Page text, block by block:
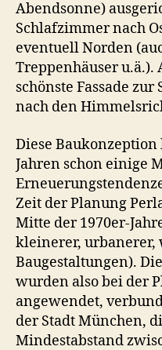
Abendsonne)
Schlafzimmer nach
eventuell Norden
Treppenhäuser u.ä.).
schönste Fassade
nach den
Diese
Jahren schon einige
Zeit der Planung
Mitte der 1970er-
kleinerer, urbanerer,
Baugestaltungen).
wurden also bei der
angewendet,
der Stadt München,
Mindestabstand